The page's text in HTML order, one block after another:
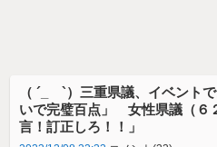
（ ´_ゝ`）三重県議、イベント
いで完璧百点」 女性県議（６
言！訂正しろ！！」